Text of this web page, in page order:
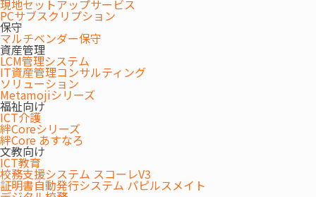
現地セットアップサービス
PCサブスクリプション
保守
マルチベンダー保守
資産管理
LCM管理システム
IT資産管理コンサルティング
ソリューション
Metamojiシリーズ
福祉向け
ICT介護
絆Coreシリーズ
絆Core あすなろ
文教向け
ICT教育
校務支援システム スコーレV3
証明書自動発行システム パピルスメイト
14:40
開催概要
日時
参加
URL
開催当日にお送りします